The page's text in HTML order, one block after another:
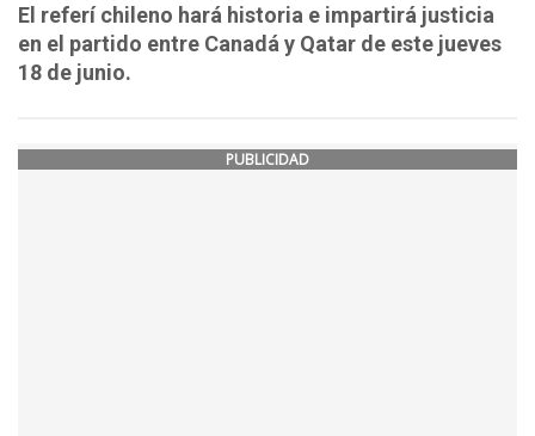
El referí chileno hará historia e impartirá justicia
en el partido entre Canadá y Qatar de este jueves
18 de junio.
PUBLICIDAD